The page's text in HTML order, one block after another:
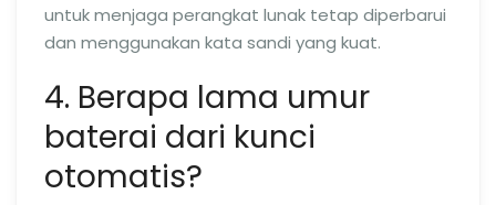
untuk menjaga perangkat lunak tetap diperbarui
dan menggunakan kata sandi yang kuat.
4. Berapa lama umur
baterai dari kunci
otomatis?